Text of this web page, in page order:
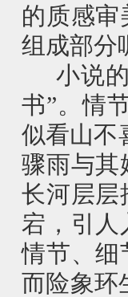
的质感
组成部分
小说
书”。情
似看山不
骤雨与其
长河层层
宕，引人
情节、细
而险象环